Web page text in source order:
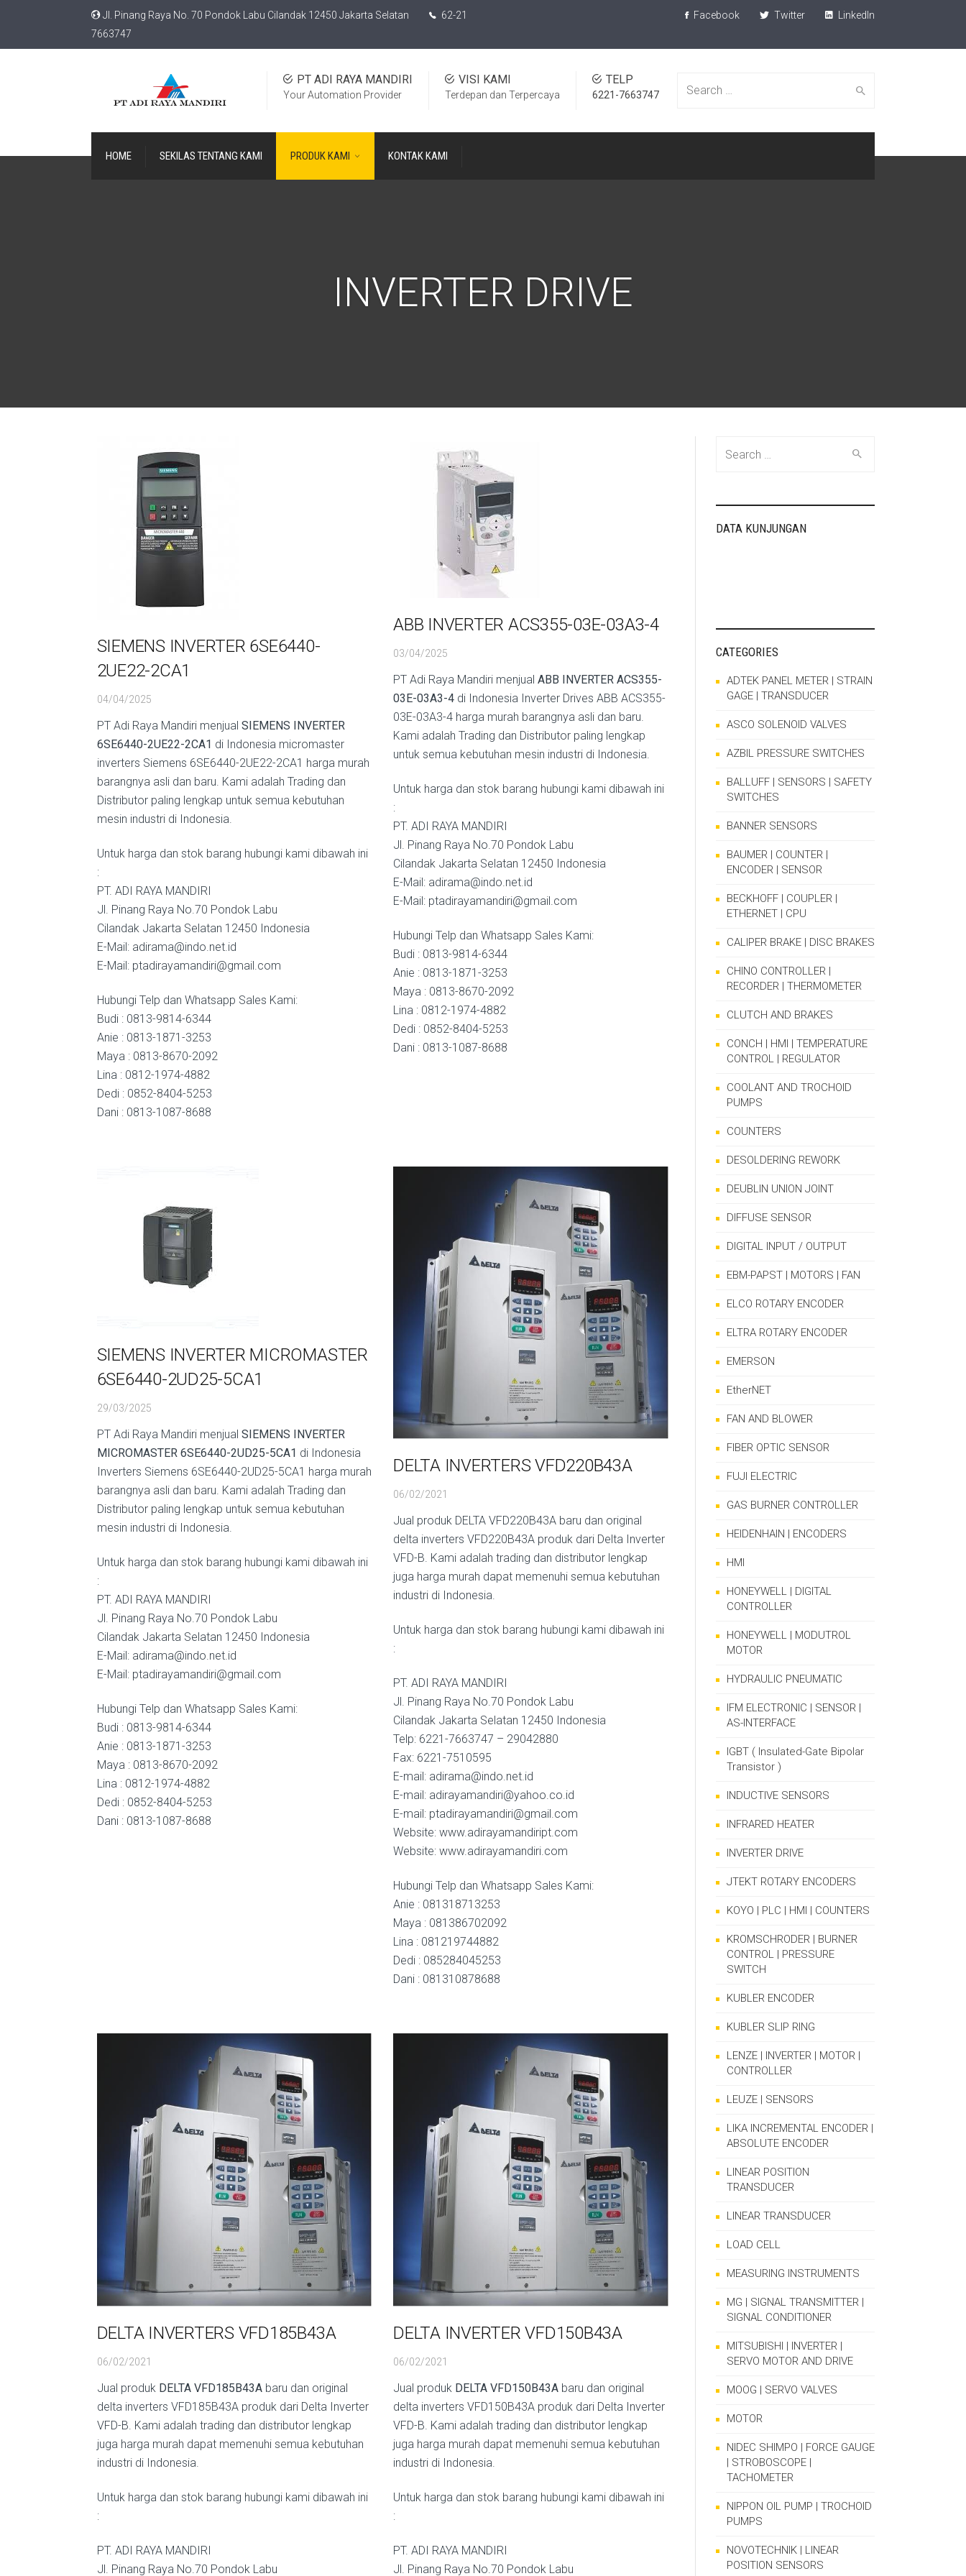
Jl. Pinang Raya No. 70 Pondok Labu Cilandak 12450 Jakarta Selatan
62-21
7663747
Facebook Twitter LinkedIn
Search
TELP
6221-7663747
VISI KAMI
Terdepan dan Terpercaya
PT ADI RAYA MANDIRI
Your Automation Provider
HOME SEKILAS TENTANG KAMI PRODUK KAMI KONTAK KAMI
INVERTER DRIVE
SIEMENS INVERTER 6SE6440-
2UE22-2CA1
04/04/2025
PT Adi Raya Mandiri menjual SIEMENS INVERTER
6SE6440-2UE22-2CA1 di Indonesia micromaster
inverters Siemens 6SE6440-2UE22-2CA1 harga murah
barangnya asli dan baru. Kami adalah Trading dan
Distributor paling lengkap untuk semua kebutuhan
mesin industri di Indonesia.
Untuk harga dan stok barang hubungi kami dibawah ini
:
PT. ADI RAYA MANDIRI
Jl. Pinang Raya No.70 Pondok Labu
Cilandak Jakarta Selatan 12450 Indonesia
E-Mail: adirama@indo.net.id
E-Mail: ptadirayamandiri@gmail.com
Hubungi Telp dan Whatsapp Sales Kami:
Budi : 0813-9814-6344
Anie : 0813-1871-3253
Maya : 0813-8670-2092
Lina : 0812-1974-4882
Dedi : 0852-8404-5253
Dani : 0813-1087-8688
ABB INVERTER ACS355-03E-03A3-4
03/04/2025
PT Adi Raya Mandiri menjual ABB INVERTER ACS355-
03E-03A3-4 di Indonesia Inverter Drives ABB ACS355-
03E-03A3-4 harga murah barangnya asli dan baru.
Kami adalah Trading dan Distributor paling lengkap
untuk semua kebutuhan mesin industri di Indonesia.
Untuk harga dan stok barang hubungi kami dibawah ini
:
PT. ADI RAYA MANDIRI
Jl. Pinang Raya No.70 Pondok Labu
Cilandak Jakarta Selatan 12450 Indonesia
E-Mail: adirama@indo.net.id
E-Mail: ptadirayamandiri@gmail.com
Hubungi Telp dan Whatsapp Sales Kami:
Budi : 0813-9814-6344
Anie : 0813-1871-3253
Maya : 0813-8670-2092
Lina : 0812-1974-4882
Dedi : 0852-8404-5253
Dani : 0813-1087-8688
SIEMENS INVERTER MICROMASTER
6SE6440-2UD25-5CA1
29/03/2025
PT Adi Raya Mandiri menjual SIEMENS INVERTER
MICROMASTER 6SE6440-2UD25-5CA1 di Indonesia
Inverters Siemens 6SE6440-2UD25-5CA1 harga murah
barangnya asli dan baru. Kami adalah Trading dan
Distributor paling lengkap untuk semua kebutuhan
mesin industri di Indonesia.
Untuk harga dan stok barang hubungi kami dibawah ini
:
PT. ADI RAYA MANDIRI
Jl. Pinang Raya No.70 Pondok Labu
Cilandak Jakarta Selatan 12450 Indonesia
E-Mail: adirama@indo.net.id
E-Mail: ptadirayamandiri@gmail.com
Hubungi Telp dan Whatsapp Sales Kami:
Budi : 0813-9814-6344
Anie : 0813-1871-3253
Maya : 0813-8670-2092
Lina : 0812-1974-4882
Dedi : 0852-8404-5253
Dani : 0813-1087-8688
DELTA INVERTERS VFD220B43A
06/02/2021
Jual produk DELTA VFD220B43A baru dan original
delta inverters VFD220B43A produk dari Delta Inverter
VFD-B. Kami adalah trading dan distributor lengkap
juga harga murah dapat memenuhi semua kebutuhan
industri di Indonesia.
Untuk harga dan stok barang hubungi kami dibawah ini
:
PT. ADI RAYA MANDIRI
Jl. Pinang Raya No.70 Pondok Labu
Cilandak Jakarta Selatan 12450 Indonesia
Telp: 6221-7663747 – 29042880
Fax: 6221-7510595
E-mail: adirama@indo.net.id
E-mail: adirayamandiri@yahoo.co.id
E-mail: ptadirayamandiri@gmail.com
Website: www.adirayamandiript.com
Website: www.adirayamandiri.com
Hubungi Telp dan Whatsapp Sales Kami:
Anie : 081318713253
Maya : 081386702092
Lina : 081219744882
Dedi : 085284045253
Dani : 081310878688
DELTA INVERTERS VFD185B43A
06/02/2021
Jual produk DELTA VFD185B43Abaru dan original
delta inverters VFD185B43A produk dari Delta Inverter
VFD-B. Kami adalah trading dan distributor lengkap
juga harga murah dapat memenuhi semua kebutuhan
industri di Indonesia.
Untuk harga dan stok barang hubungi kami dibawah ini
:
PT. ADI RAYA MANDIRI
Jl. Pinang Raya No.70 Pondok Labu
DELTA INVERTER VFD150B43A
06/02/2021
Jual produk DELTA VFD150B43A baru dan original
delta inverters VFD150B43A produk dari Delta Inverter
VFD-B. Kami adalah trading dan distributor lengkap
juga harga murah dapat memenuhi semua kebutuhan
industri di Indonesia.
Untuk harga dan stok barang hubungi kami dibawah ini
:
PT. ADI RAYA MANDIRI
Jl. Pinang Raya No.70 Pondok Labu
Post
navigation
DATA KUNJUNGAN
CATEGORIES
ADTEK PANEL METER | STRAIN
GAGE | TRANSDUCER
ASCO SOLENOID VALVES
AZBIL PRESSURE SWITCHES
BALLUFF | SENSORS | SAFETY
SWITCHES
BANNER SENSORS
BAUMER | COUNTER |
ENCODER | SENSOR
BECKHOFF | COUPLER |
ETHERNET | CPU
CALIPER BRAKE | DISC BRAKES
CHINO CONTROLLER |
RECORDER | THERMOMETER
CLUTCH AND BRAKES
CONCH | HMI | TEMPERATURE
CONTROL | REGULATOR
COOLANT AND TROCHOID
PUMPS
COUNTERS
DESOLDERING REWORK
DEUBLIN UNION JOINT
DIFFUSE SENSOR
DIGITAL INPUT / OUTPUT
EBM-PAPST | MOTORS | FAN
ELCO ROTARY ENCODER
ELTRA ROTARY ENCODER
EMERSON
EtherNET
FAN AND BLOWER
FIBER OPTIC SENSOR
FUJI ELECTRIC
GAS BURNER CONTROLLER
HEIDENHAIN | ENCODERS
HMI
HONEYWELL | DIGITAL
CONTROLLER
HONEYWELL | MODUTROL
MOTOR
HYDRAULIC PNEUMATIC
IFM ELECTRONIC | SENSOR |
AS-INTERFACE
IGBT ( Insulated-Gate Bipolar
Transistor )
INDUCTIVE SENSORS
INFRARED HEATER
INVERTER DRIVE
JTEKT ROTARY ENCODERS
KOYO | PLC | HMI | COUNTERS
KROMSCHRODER | BURNER
CONTROL | PRESSURE
SWITCH
KUBLER ENCODER
KUBLER SLIP RING
LENZE | INVERTER | MOTOR |
CONTROLLER
LEUZE | SENSORS
LIKA INCREMENTAL ENCODER |
ABSOLUTE ENCODER
LINEAR POSITION
TRANSDUCER
LINEAR TRANSDUCER
LOAD CELL
MEASURING INSTRUMENTS
MG | SIGNAL TRANSMITTER |
SIGNAL CONDITIONER
MITSUBISHI | INVERTER |
SERVO MOTOR AND DRIVE
MOOG | SERVO VALVES
MOTOR
NIDEC SHIMPO | FORCE GAUGE
| STROBOSCOPE |
TACHOMETER
NIPPON OIL PUMP | TROCHOID
PUMPS
NOVOTECHNIK | LINEAR
POSITION SENSORS